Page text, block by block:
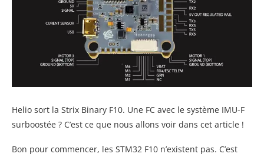
Helio sort la Strix Binary F10. Une FC avec le système IMU-F
surboostée ? C’est ce que nous allons voir dans cet article !
Bon pour commencer, les STM32 F10 n’existent pas. C’est